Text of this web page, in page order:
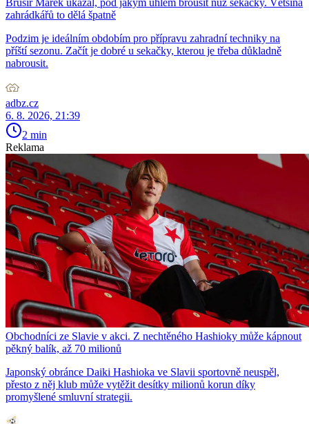
Brusíř Marek ukázal, pod jakým úhlem brousit nůž sekačky. Většina
zahrádkářů to dělá špatně
Podzim je ideálním obdobím pro přípravu zahradní techniky na
příští sezonu. Začít je dobré u sekačky, kterou je třeba důkladně
nabrousit.
adbz.cz
6. 8. 2026, 21:39
2 min
Reklama
Obchodníci ze Slavie v akci. Z nechtěného Hashioky může kápnout
pěkný balík, až 70 milionů
Japonský obránce Daiki Hashioka ve Slavii sportovně neuspěl,
přesto z něj klub může vytěžit desítky milionů korun díky
promyšlené smluvní strategii.